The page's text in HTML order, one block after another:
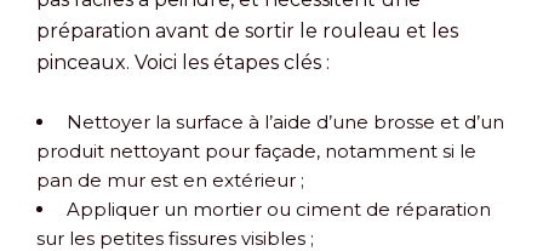
préparation avant de sortir le rouleau et les
pinceaux. Voici les étapes clés :
Nettoyer la surface à l’aide d’une brosse et d’un
produit nettoyant pour façade, notamment si le
pan de mur est en extérieur ;
Appliquer un mortier ou ciment de réparation
sur les petites fissures visibles ;